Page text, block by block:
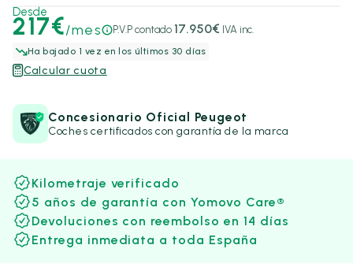
Desde
217€/mes P.V.P contado 17.950€ IVA inc.
Ha bajado 1 vez en los últimos 30 días
Calcular cuota
Concesionario Oficial Peugeot
Coches certificados con garantía de la marca
Kilometraje verificado
5 años de garantía con Yomovo Care®
Devoluciones con reembolso en 14 días
Entrega inmediata a toda España